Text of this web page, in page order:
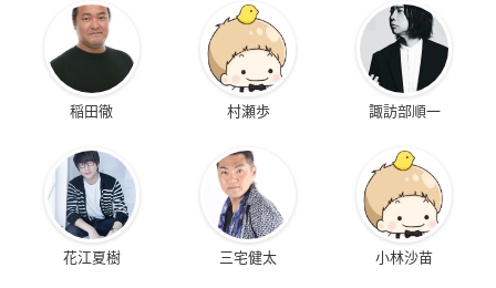
稲田徹 村瀬歩 諏訪部順一
花江夏樹 三宅健太 小林沙苗